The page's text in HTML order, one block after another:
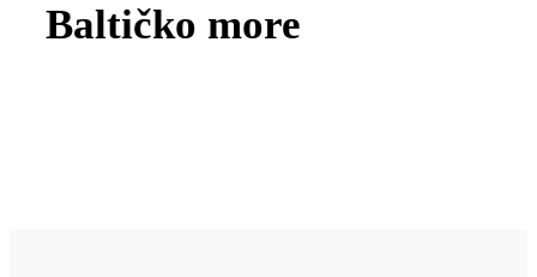
Baltičko more